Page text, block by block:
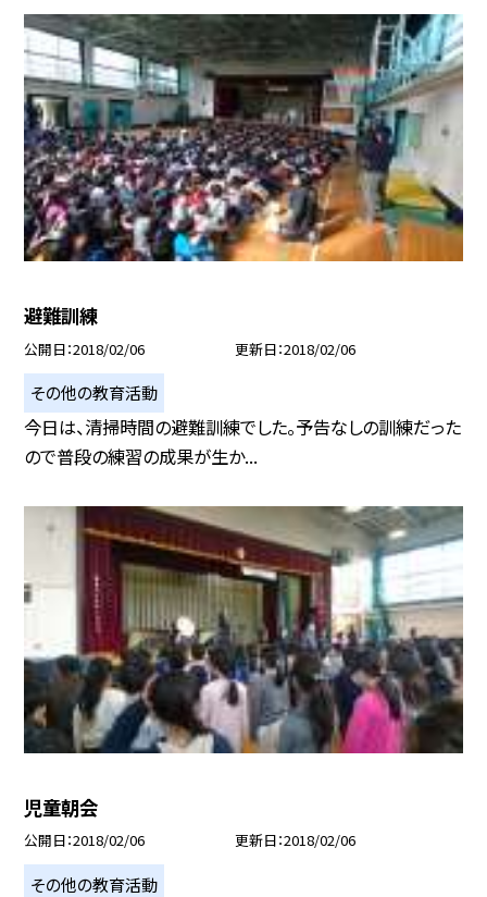
避難訓練
公開日 2018/02/06 更新日 2018/02/06
その他の教育活動
今日は、清掃時間の避難訓練でした。予告なしの訓練だった
ので普段の練習の成果が生か...
児童朝会
公開日 2018/02/06 更新日 2018/02/06
その他の教育活動